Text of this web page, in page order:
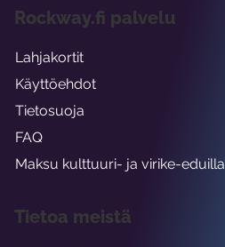
Rockway.fi palvelu
Lahjakortit
Käyttöehdot
Tietosuoja
FAQ
Maksu kulttuuri- ja virike-eduilla
Tietoa meistä